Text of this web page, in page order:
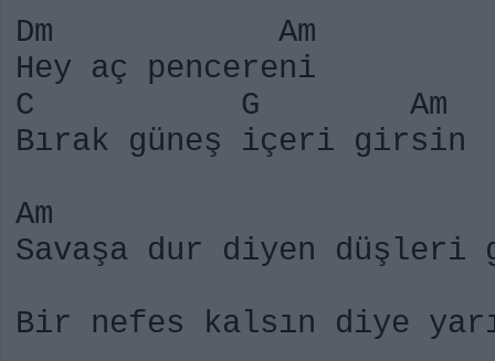
Dm Am
Hey aç pencereni
C G Am
Bırak güneş içeri girsin
Am
Savaşa dur diyen düşleri
Bir nefes kalsın diye